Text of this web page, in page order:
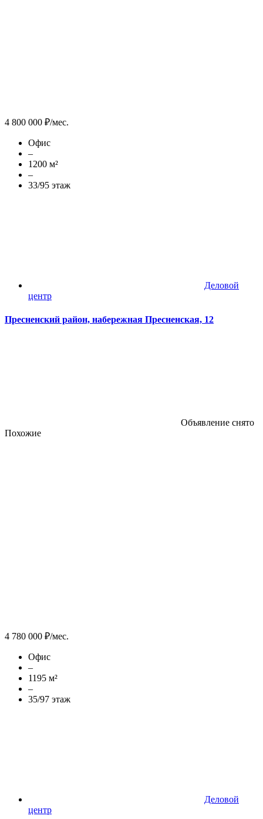
4 800 000 ₽/мес.
Офис
–
1200 м²
–
33/95 этаж
Деловой
центр
Пресненский район, набережная Пресненская, 12
Объявление снято
Похожие
4 780 000 ₽/мес.
Офис
–
1195 м²
–
35/97 этаж
Деловой
центр